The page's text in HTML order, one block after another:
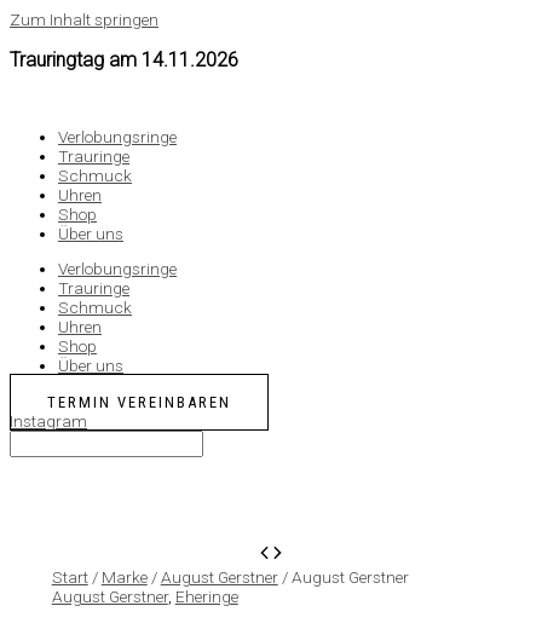
Zum Inhalt springen
Trauringtag am 14.11.2026
Verlobungsringe
Trauringe
Schmuck
Uhren
Shop
Über uns
Verlobungsringe
Trauringe
Schmuck
Uhren
Shop
Über uns
TERMIN VEREINBAREN
Instagram
Start/ Marke/August Gerstner/ August Gerstner
August Gerstner, Eheringe